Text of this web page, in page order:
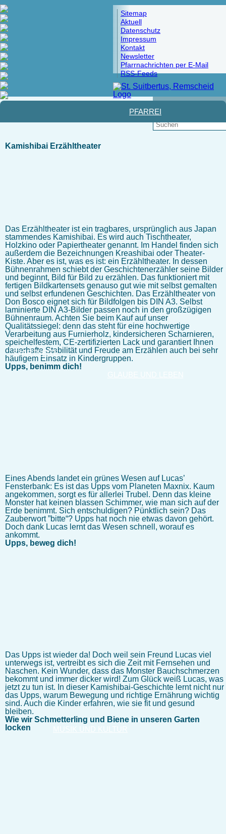
Sitemap
Aktuell
Datenschutz
Impressum
Kontakt
Newsletter
Pfarrnachrichten per E-Mail
RSS-Feeds
STARTSEITE
PFARREI
Kamishibai Erzähltheater
Das Erzähltheater ist ein tragbares, ursprünglich aus Japan
stammendes Kamishibai. Es wird auch Tischtheater,
Holzkino oder Papiertheater genannt. Im Handel finden sich
außerdem die Bezeichnungen Kreashibai oder Theater-
Kiste. Aber es ist, was es ist: ein Erzähltheater. In dessen
Bühnenrahmen schiebt der Geschichtenerzähler seine Bilder
und beginnt, Bild für Bild zu erzählen. Das funktioniert mit
fertigen Bildkartensets genauso gut wie mit selbst gemalten
und selbst erfundenen Geschichten. Das Erzähltheater von
Don Bosco eignet sich für Bildfolgen bis DIN A3. Selbst
laminierte DIN A3-Bilder passen noch in den großzügigen
Bühnenraum. Achten Sie beim Kauf auf unser
Qualitätssiegel: denn das steht für eine hochwertige
Verarbeitung aus Furnierholz, kindersicheren Scharnieren,
speichelfestem, CE-zertifizierten Lack und garantiert Ihnen
dauerhafte Stabilität und Freude am Erzählen auch bei sehr
häufigem Einsatz in Kindergruppen.
Upps, benimm dich!
Eines Abends landet ein grünes Wesen auf Lucas’
Fensterbank: Es ist das Upps vom Planeten Maxnix. Kaum
angekommen, sorgt es für allerlei Trubel. Denn das kleine
Monster hat keinen blassen Schimmer, wie man sich auf der
Erde benimmt. Sich entschuldigen? Pünktlich sein? Das
Zauberwort ”bitte“? Upps hat noch nie etwas davon gehört.
Doch dank Lucas lernt das Wesen schnell, worauf es
ankommt.
Upps, beweg dich!
Das Upps ist wieder da! Doch weil sein Freund Lucas viel
unterwegs ist, vertreibt es sich die Zeit mit Fernsehen und
Naschen. Kein Wunder, dass das Monster Bauchschmerzen
bekommt und immer dicker wird! Zum Glück weiß Lucas, was
jetzt zu tun ist. In dieser Kamishibai-Geschichte lernt nicht nur
das Upps, warum Bewegung und richtige Ernährung wichtig
sind. Auch die Kinder erfahren, wie sie fit und gesund
bleiben.
Wie wir Schmetterling und Biene in unseren Garten
locken